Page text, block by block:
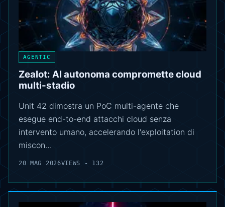
AGENTIC
Zealot: AI autonoma compromette cloud
multi-stadio
Unit 42 dimostra un PoC multi-agente che
esegue end-to-end attacchi cloud senza
intervento umano, accelerando l'exploitation di
miscon…
20 MAG 2026VIEWS - 132